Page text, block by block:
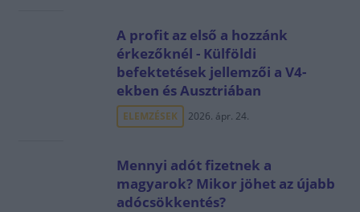
A profit az első a hozzánk
érkezőknél - Külföldi
befektetések jellemzői a V4-
ekben és Ausztriában
ELEMZÉSEK 2026. ápr. 24.
Mennyi adót fizetnek a
magyarok? Mikor jöhet az újabb
adócsökkentés?